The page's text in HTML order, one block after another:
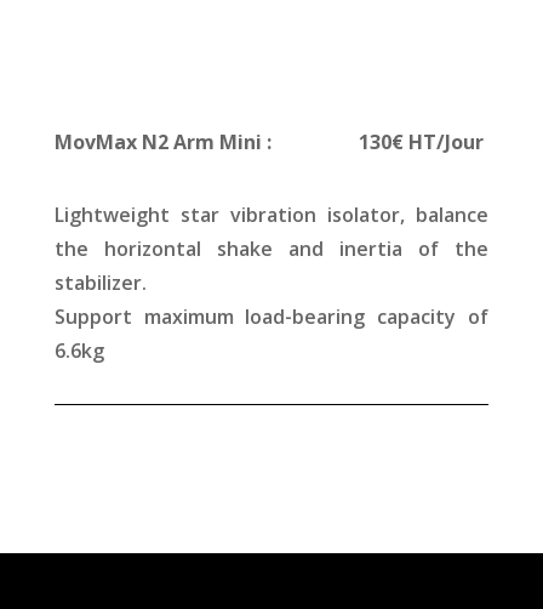
MovMax N2 Arm Mini : 130€ HT/Jour
Lightweight star vibration isolator, balance
the horizontal shake and inertia of the
stabilizer.
Support maximum load-bearing capacity of
6.6kg